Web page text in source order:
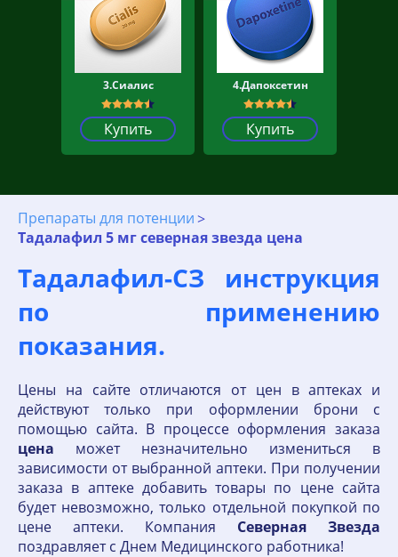
3.Сиалис
Купить
4.Дапоксетин
Купить
Препараты для потенции
Тадалафил 5 мг северная звезда цена
Тадалафил-СЗ инструкция
по применению
показания.
Цены на сайте отличаются от цен в аптеках и
действуют только при оформлении брони с
помощью сайта. В процессе оформления заказа
цена может незначительно измениться в
зависимости от выбранной аптеки. При получении
заказа в аптеке добавить товары по цене сайта
будет невозможно, только отдельной покупкой по
цене аптеки. Компания Северная
Звезда
поздравляет с Днем Медицинского работника!